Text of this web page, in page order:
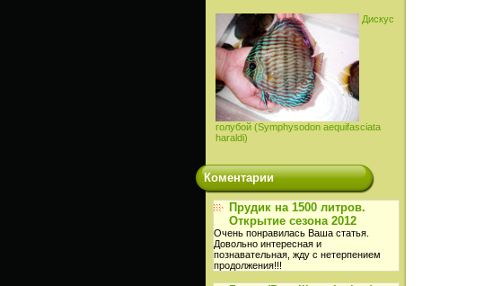
Дискус
голубой (Symphysodon aequifasciata
haraldi)
Коментарии
Прудик на 1500 литров.
Открытие сезона 2012
Очень понравилась Ваша статья.
Довольно интересная и
познавательная, жду с нетерпением
продолжения!!!